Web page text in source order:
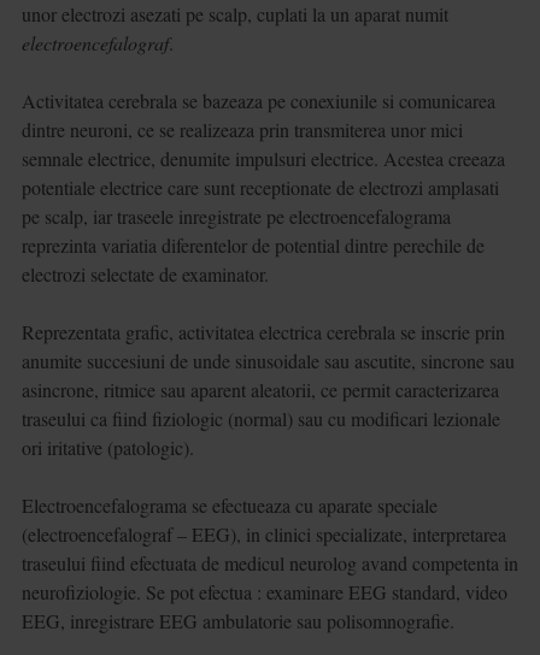
unor electrozi asezati pe scalp, cuplati la un aparat numit
electroencefalograf.
Activitatea cerebrala se bazeaza pe conexiunile si comunicarea
dintre neuroni, ce se realizeaza prin transmiterea unor mici
semnale electrice, denumite impulsuri electrice. Acestea creeaza
potentiale electrice care sunt receptionate de electrozi amplasati
pe scalp, iar traseele inregistrate pe electroencefalograma
reprezinta variatia diferentelor de potential dintre perechile de
electrozi selectate de examinator.
Reprezentata grafic, activitatea electrica cerebrala se inscrie prin
anumite succesiuni de unde sinusoidale sau ascutite, sincrone sau
asincrone, ritmice sau aparent aleatorii, ce permit caracterizarea
traseului ca fiind fiziologic (normal) sau cu modificari lezionale
ori iritative (patologic).
Electroencefalograma se efectueaza cu aparate speciale
(electroencefalograf – EEG), in clinici specializate, interpretarea
traseului fiind efectuata de medicul neurolog avand competenta in
neurofiziologie. Se pot efectua : examinare EEG standard, video
EEG, inregistrare EEG ambulatorie sau polisomnografie.